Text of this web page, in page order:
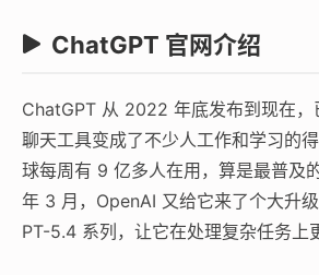
ChatGPT 官网介绍
ChatGPT 从 2022 年底发布到现在，
聊天工具变成了不少人工作和学习的
球每周有 9 亿多人在用，算是最普及
年 3 月，OpenAI 又给它来了个大升
PT-5.4 系列，让它在处理复杂任务上